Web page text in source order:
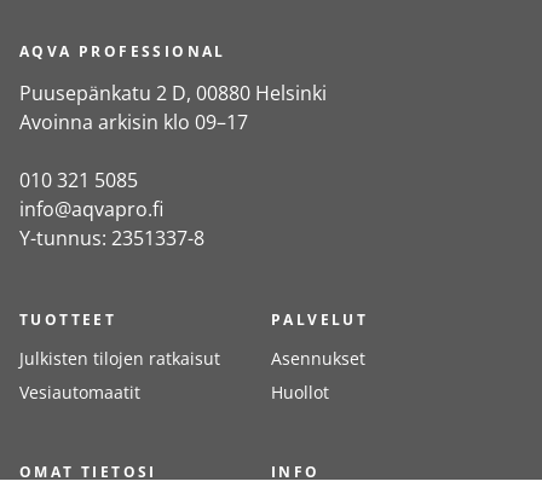
AQVA PROFESSIONAL
Puusepänkatu 2 D, 00880 Helsinki
Avoinna arkisin klo 09–17
010 321 5085
info@aqvapro.fi
Y-tunnus: 2351337-8
TUOTTEET
Julkisten tilojen ratkaisut
Vesiautomaatit
PALVELUT
Asennukset
Huollot
OMAT TIETOSI INFO